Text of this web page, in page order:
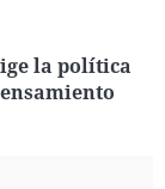
la política